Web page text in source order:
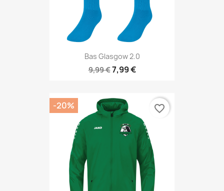
Bas Glasgow 2.0
9,99 €7,99 €
-20% favorite_border